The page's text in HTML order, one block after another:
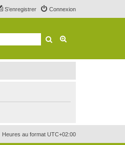
Connexion
S’enregistrer
Rechercher
Heures au format UTC+02:00